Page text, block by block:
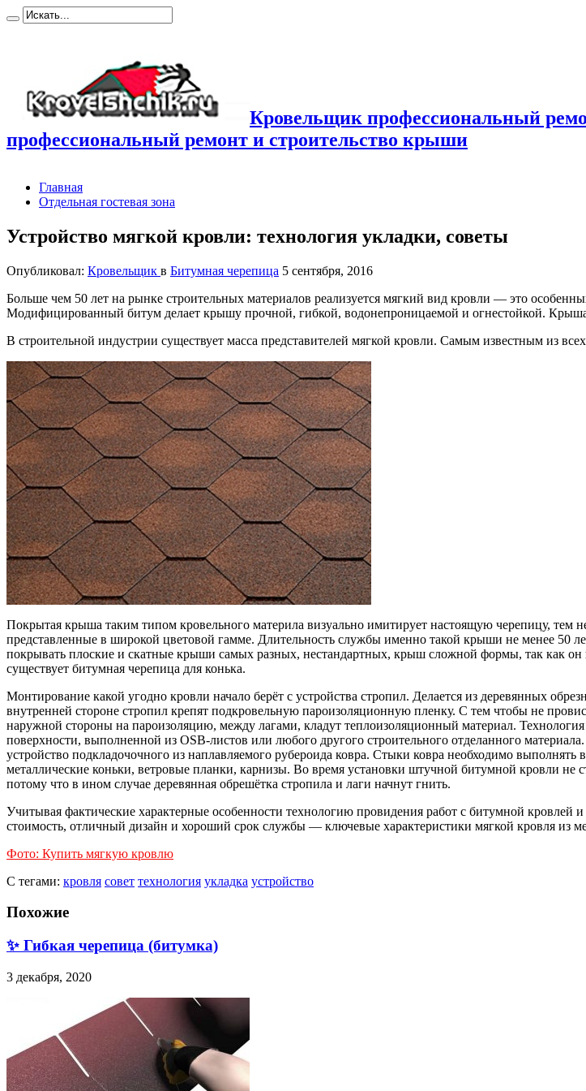
Кровельщик профессиональный
профессиональный ремонт и строительство крыши
Главная
Отдельная гостевая зона
Устройство мягкой кровли: технология укладки, советы
Опубликовал: Кровельщик в Битумная черепица 5 сентября, 2016
Больше чем 50 лет на рынке строительных материалов реализуется мягкий вид кровли — это
Модифицированный битум делает крышу прочной, гибкой, водонепроницаемой и огнестойкой.
В строительной индустрии существует масса представителей мягкой кровли. Самым известным из
Покрытая крыша таким типом кровельного материла визуально имитирует настоящую черепицу, тем
представленные в широкой цветовой гамме. Длительность службы именно такой крыши не менее 50
покрывать плоские и скатные крыши самых разных, нестандартных, крыш сложной формы, так как
существует битумная черепица для конька.
Монтирование какой угодно кровли начало берёт с устройства стропил. Делается из деревянных
внутренней стороне стропил крепят подкровельную пароизоляционную пленку. С тем чтобы не
наружной стороны на пароизоляцию, между лагами, кладут теплоизоляционный материал.
поверхности, выполненной из OSB-листов или любого другого строительного отделанного
устройство подкладочочного из наплавляемого рубероида ковра. Стыки ковра необходимо
металлические коньки, ветровые планки, карнизы. Во время установки штучной битумной кровли
потому что в ином случае деревянная обрешётка стропила и лаги начнут гнить.
Учитывая фактические характерные особенности технологию провидения работ с битумной
стоимость, отличный дизайн и хороший срок службы — ключевые характеристики мягкой кровля из
Фото: Купить мягкую кровлю
С тегами: кровля совет технология укладка устройство
Похожие
✨ Гибкая черепица (битумка)
3 декабря, 2020